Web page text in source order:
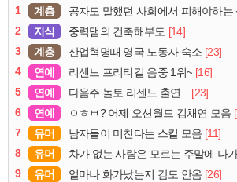
1 계층 공자도 말했던 사회에서 피해야하는
2
지식 중력댐의 건축해부도 [14]
3
계층 산업혁명때 영국 노동자 숙소 [23]
4
연예 리센느 프리티걸 음중 1위~ [16]
5
연예 다음주 놀토 리센느 출연... [23]
6
연예 ㅇㅎㅂ? 어제 오션월드 김채연 모음
7
유머 남자들이 미친다는 스킬 모음 [11]
8
유머 차가 없는 사람은 모르는 주말에 나
9
유머 얼마나 화가났는지 감도 안옴 [26]